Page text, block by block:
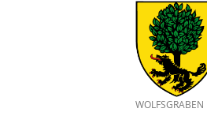
WOLFSGRABEN